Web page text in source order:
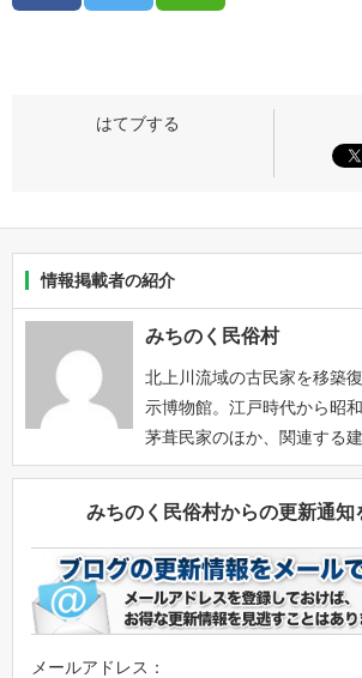
情報掲載者の紹介
みちのく民俗村
北上川流域の古民家を移築
示博物館。江戸時代から昭
茅葺民家のほか、関連する建
みちのく民俗村からの更新通知
メールアドレス：